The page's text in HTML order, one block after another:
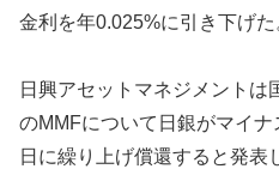
金利を年0.025%に引き下げた
日興アセットマネジメントは
のMMFについて日銀がマイ
日に繰り上げ償還すると発表